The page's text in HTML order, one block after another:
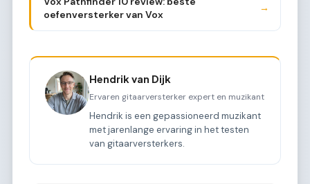
oefenversterker van Vox
→
Hendrik van Dijk
Ervaren gitaarversterker expert en muzikant
Hendrik is een gepassioneerd muzikant
met jarenlange ervaring in het testen
van gitaarversterkers.